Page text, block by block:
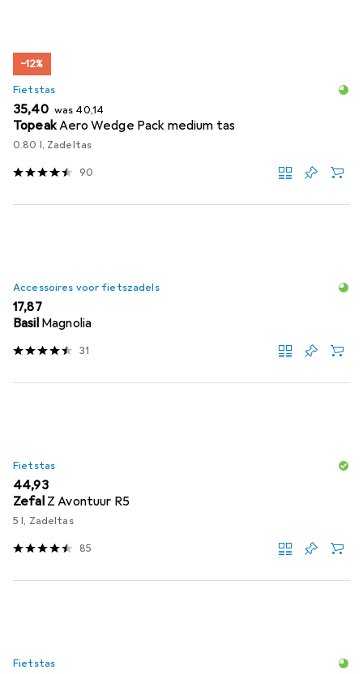
−12%
Fietstas
EUR
35,40 was EUR
40,14
TopeakAero Wedge Pack medium tas
0.80 l, Zadeltas
90
Accessoires voor fietszadels
EUR
17,87
Basil Magnolia
31
Fietstas
EUR
44,93
Zefal Z Avontuur R5
5 l, Zadeltas
85
Fietstas